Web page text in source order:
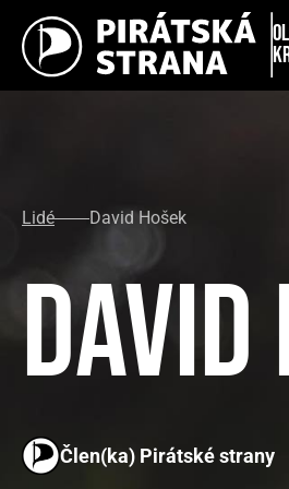
Lidé David Hošek
David
Člen(ka) Pirátské strany